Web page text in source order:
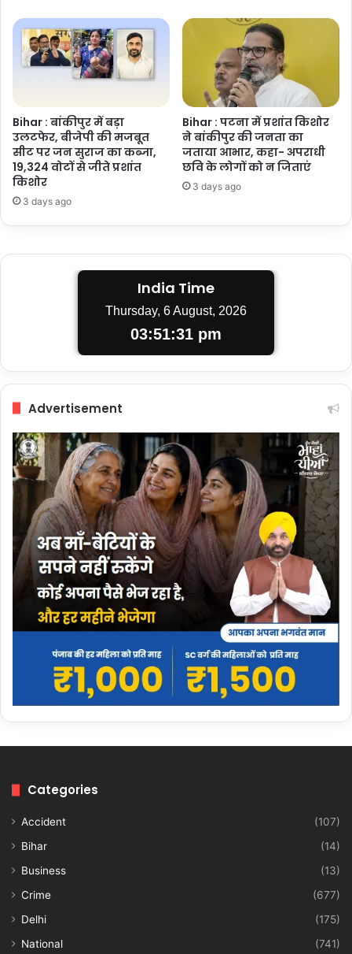
Bihar : बांकीपुर में बड़ा
उलटफेर, बीजेपी की मजबूत
सीट पर जन सुराज का कब्जा,
19,324 वोटों से जीते प्रशांत
किशोर
3 days ago
Bihar : पटना में प्रशांत किशोर
ने बांकीपुर की जनता का
जताया आभार, कहा- अपराधी
छवि के लोगों को न जिताएं
3 days ago
India Time
Thursday, 6 August, 2026
03:51:31 pm
Advertisement
Categories
Accident
(107)
Bihar
(14)
Business
(13)
Crime
(677)
Delhi
(175)
National
(741)